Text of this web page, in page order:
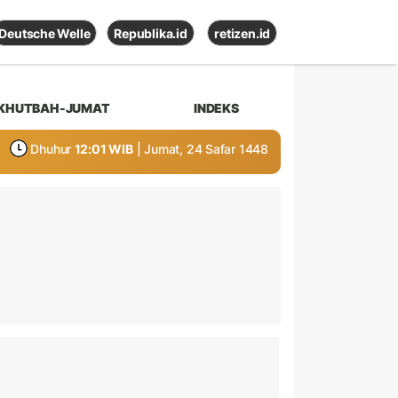
Deutsche Welle Republika.id retizen.id
JUMAT INDEKS
Dhuhur 12:01 WIB | Jumat, 24 Safar 1448